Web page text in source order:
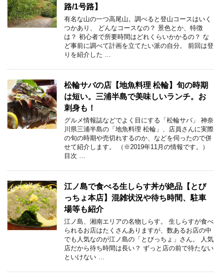
路/1号路】
有名な山の一つ高尾山。調べると登山コースはいく
つかあり、 どんなコースなの？ 景色とか、特徴
は？ 初心者で所要時間はどれくらいかかるの？ な
ど事前に調べて計画を立てたい派の自分。 前回は登
りを紹介した …
松輪サバの店【地魚料理 松輪】旬の時期
は短い。三浦半島で美味しいランチ。お
刺身も！
グルメ情報誌などでよく目にする「松輪サバ」 神奈
川県三浦半島の「地魚料理 松輪」、店員さんに実際
の旬の時期や売切れするのか、などを伺ったので併
せて紹介します。 （※2019年11月の情報です。）
目次 …
江ノ島で食べる生しらす丼が絶品【とび
っちょ本店】混雑状況や待ち時間、駐車
場等も紹介
江ノ島、湘南エリアの名物しらす。 生しらすが食べ
られるお店はたくさんありますが、数あるお店の中
でも人気なのが江ノ島の「とびっちょ」さん。 人気
店だから待ち時間は長い？ ずっと店の前で待たない
といけない …